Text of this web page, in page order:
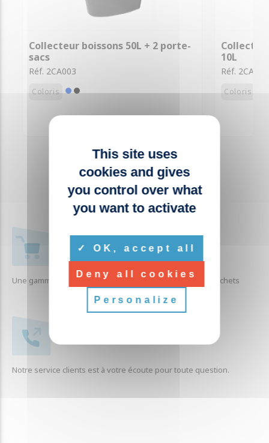
Collecteur boissons 50L + 2 porte-
sacs
Réf. 2CA003
Coloris
10L
Réf. 2CA005
Coloris
+ 1000 RÉFÉRENCES
Une gamme complète de produits liés à la collecte des déchets
Notre service clients est à votre écoute pour toute question.
This site uses
cookies and gives
you control over what
you want to activate
OK, accept all
Deny all cookies
Personalize